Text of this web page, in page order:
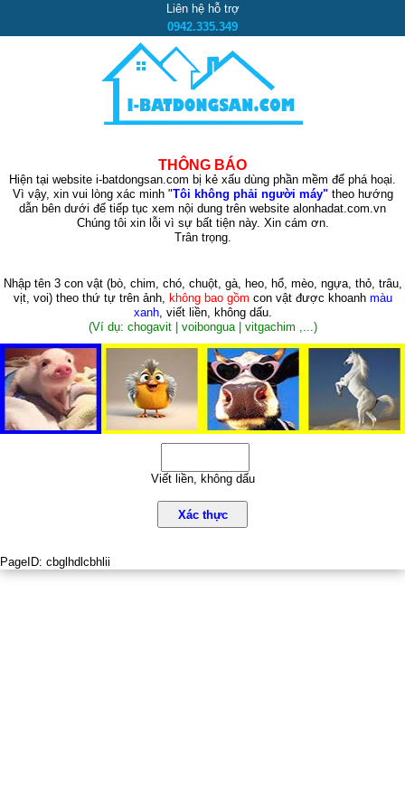
Liên hệ hỗ trợ
0942.335.349
THÔNG BÁO
Hiện tại website i-batdongsan.com bị kẻ xấu dùng phần mềm để phá hoại.
Vì vậy, xin vui lòng xác minh "Tôi không phải người máy"theo hướng
dẫn bên dưới để tiếp tục xem nội dung trên website alonhadat.com.vn
Chúng tôi xin lỗi vì sự bất tiện này. Xin cám ơn.
Trân trọng.
Nhập tên 3 con vật (bò, chim, chó, chuột, gà, heo, hổ, mèo, ngựa, thỏ, trâu,
vịt, voi)theo thứ tự trên ảnh, không bao gồm con vật được khoanh màu
xanh, viết liền, không dấu.
(Ví dụ: chogavit | voibongua | vitgachim ,...)
Viết liền, không dấu
Xác thực
PageID: cbglhdlcbhlii